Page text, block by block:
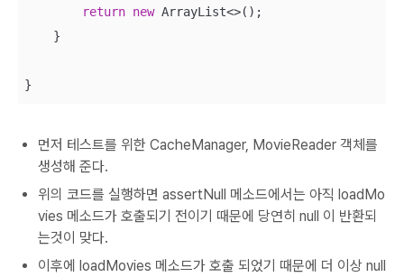
return new ArrayList<>();
    }
}
먼저 테스트를 위한 CacheManager, MovieReader 객체를
생성해 준다.
위의 코드를 실행하면 assertNull 메소드에서는 아직 loadMo
vies 메소드가 호출되기 전이기 때문에 당연히 null 이 반환되
는것이 맞다.
이후에 loadMovies 메소드가 호출 되었기 때문에 더 이상 null